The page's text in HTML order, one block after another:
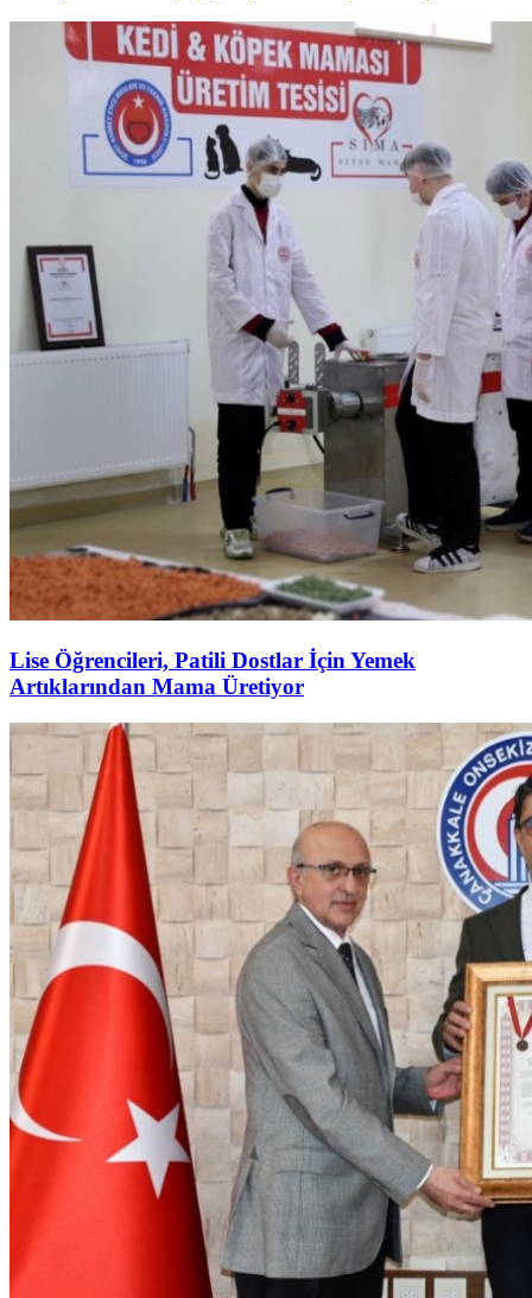
Lise Öğrencileri, Patili Dostlar İçin Yemek
Artıklarından Mama Üretiyor